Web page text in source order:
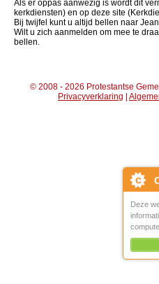
Deze
Als er oppas aanwezig is wordt dit
kerkdiensten) en op deze site
Bij twijfel kunt u altijd bellen naar
Wilt u zich aanmelden om mee te
bellen.
© 2008 - 2026 Protestantse
Privacyverklaring |